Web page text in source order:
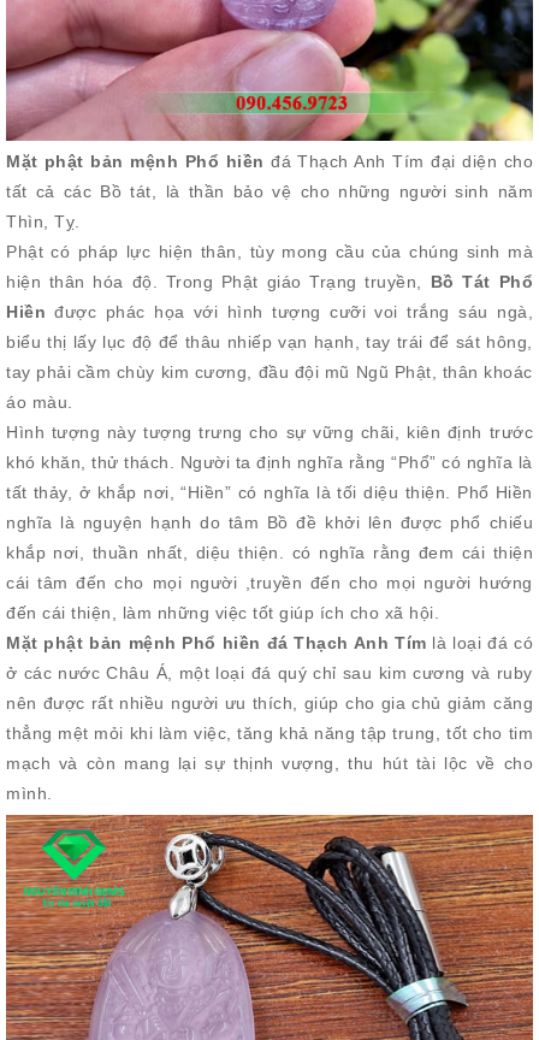
Mặt phật bản mệnh Phổ hiền đá Thạch Anh Tím đại diện cho
tất cả các Bồ tát, là thần bảo vệ cho những người sinh năm
Thìn, Tỵ.
Phật có pháp lực hiện thân, tùy mong cầu của chúng sinh mà
hiện thân hóa độ. Trong Phật giáo Trạng truyền,
Bồ Tát Phổ
Hiền được phác họa với hình tượng cưỡi voi trắng sáu ngà,
biểu thị lấy lục độ để thâu nhiếp vạn hạnh, tay trái để sát hông,
tay phải cầm chùy kim cương, đầu đội mũ Ngũ Phật, thân khoác
áo màu.
Hình tượng này tượng trưng cho sự vững chãi, kiên định trước
khó khăn, thử thách. Người ta định nghĩa rằng “Phổ” có nghĩa là
tất thảy, ở khắp nơi, “Hiền” có nghĩa là tối diệu thiện. Phổ Hiền
nghĩa là nguyện hạnh do tâm Bồ đề khởi lên được phổ chiếu
khắp nơi, thuần nhất, diệu thiện. có nghĩa rằng đem cái thiện
cái tâm đến cho mọi người ,truyền đến cho mọi người hướng
đến cái thiện, làm những việc tốt giúp ích cho xã hội.
Mặt phật bản mệnh Phổ hiền đá Thạch Anh Tím là loại đá có
ở các nước Châu Á, một loại đá quý chỉ sau kim cương và ruby
nên được rất nhiều người ưu thích, giúp cho gia chủ giảm căng
thẳng mệt mỏi khi làm việc, tăng khả năng tập trung, tốt cho tim
mạch và còn mang lại sự thịnh vượng, thu hút tài lộc về cho
mình.